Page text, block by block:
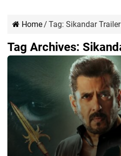
Home/ Tag: Sikandar Trailer
Tag Archives: